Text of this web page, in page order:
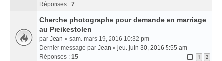
Réponses : 7
Cherche photographe pour demande en marriage
au Preikestolen
par Jean » sam. mars 19, 2016 10:32 pm
Dernier message par Jean » jeu. juin 30, 2016 5:55 am
Réponses : 15 1 2